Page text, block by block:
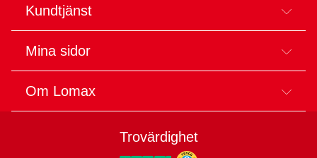
Kundtjänst
Mina sidor
Om Lomax
Trovärdighet